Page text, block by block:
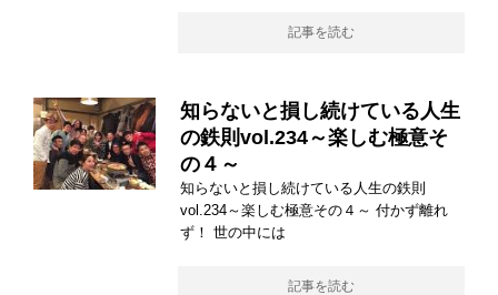
記事を読む
知らないと損し続けている人生
の鉄則vol.234～楽しむ極意そ
の４～
知らないと損し続けている人生の鉄則
vol.234～楽しむ極意その４～ 付かず離れ
ず！ 世の中には
記事を読む